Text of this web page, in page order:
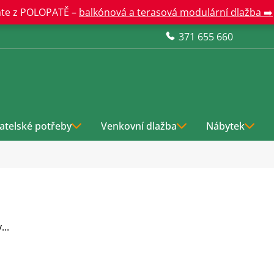
z POLOPATĚ – balkónová a terasová modulární dlažba ➡️
371 655 660
potřeby Venkovní dlažba Nábytek